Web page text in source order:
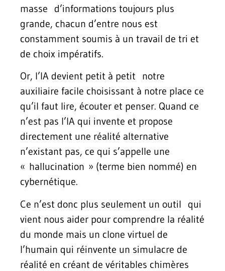
masse d’informations toujours plus
grande, chacun d’entre nous est
constamment soumis à un travail de tri et
de choix impératifs.
Or, l’IA devient petit à petit notre
auxiliaire facile choisissant à notre place ce
qu’il faut lire, écouter et penser. Quand ce
n’est pas l’IA qui invente et propose
directement une réalité alternative
n’existant pas, ce qui s’appelle une
« hallucination » (terme bien nommé) en
cybernétique.
Ce n’est donc plus seulement un outil qui
vient nous aider pour comprendre la réalité
du monde mais un clone virtuel de
l’humain qui réinvente un simulacre de
réalité en créant de véritables chimères